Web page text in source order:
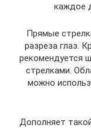
каждое
Прямые
разреза глаз.
рекомендуется
стрелками.
можно
Дополняет